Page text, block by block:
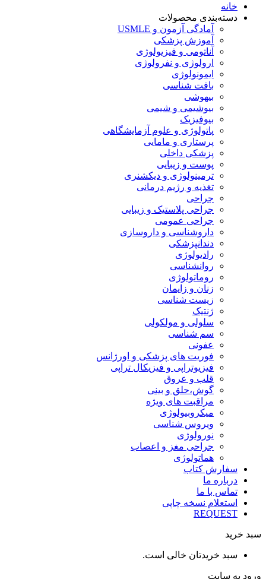
خانه
دسته‌بندی محصولات
آمادگی آزمون و USMLE
آموزش پزشکی
آناتومی و فیزیولوژی
ارولوژی و نفرولوژی
ایمونولوژی
بافت شناسی
بیهوشی
بیوشیمی و شیمی
بیوفیزیک
پاتولوژی و علوم آزمایشگاهی
پرستاری و مامایی
پزشکی داخلی
پوست و زیبایی
ترمینولوژی و دیکشنری
تغذیه و رژیم درمانی
جراحی
جراحی پلاستیک و زیبایی
جراحی عمومی
داروشناسی و داروسازی
دندانپزشکی
رادیولوژی
روانشناسی
روماتولوژی
زنان و زایمان
زیست شناسی
ژنتیک
سلولی و مولکولی
سم شناسی
عفونی
فوریت های پزشکی و اورژانس
فیزیوتراپی و فیزیکال تراپی
قلب و عروق
گوش،حلق و بینی
مراقبت های ویژه
میکروبیولوژی
ویروس شناسی
نورولوژی
جراحی مغز و اعصاب
هماتولوژی
سفارش کتاب
درباره ما
تماس با ما
استعلام نسخه چاپی
REQUEST
سبد خرید
سبد خریدتان خالی است.
ورود به سایت